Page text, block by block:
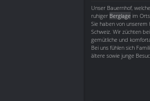
Unser Bauernhof,
ruhiger Berglage im
Sie haben von unserem
Schweiz. Wir züchten
gemütliche und
Bei uns fühlen sich
ältere sowie junge